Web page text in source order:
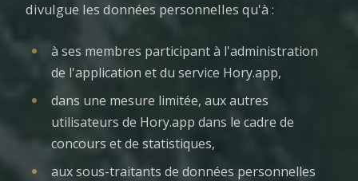
divulgue les données personnelles qu'à :
à ses membres participant à l'administration
de l'application et du service Hory.app,
dans une mesure limitée, aux autres
utilisateurs de Hory.app dans le cadre de
concours et de statistiques,
aux sous-traitants de données personnelles